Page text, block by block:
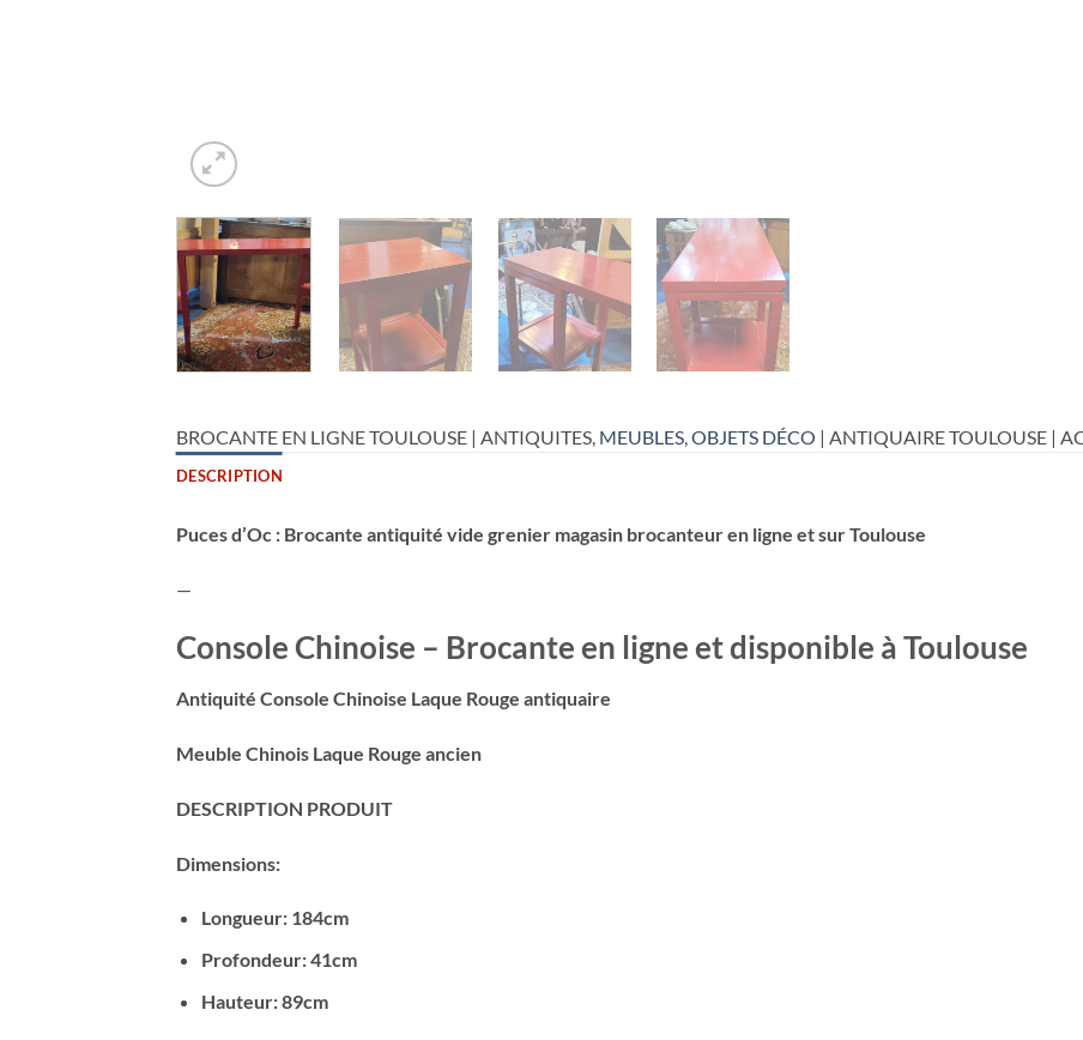
BROCANTE EN LIGNE TOULOUSE | ANTIQUITES, MEUBLES,OBJETS DÉCO | ANTIQUAIRE TOULOUSE |
DESCRIPTION
Puces d’Oc : Brocante antiquité vide grenier magasin brocanteur en ligne et sur Toulouse
—
Console Chinoise – Brocante en ligne et disponible à Toulouse
Antiquité Console Chinoise Laque Rouge antiquaire
Meuble Chinois Laque Rouge ancien
DESCRIPTION PRODUIT
Dimensions:
Longueur: 184cm
Profondeur: 41cm
Hauteur: 89cm